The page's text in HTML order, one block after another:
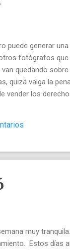
puede generar
fotógrafos que
van quedando
quizá valga la
vender los
2.000-4.000 €
larga, casi infinita.
muy
Estos días